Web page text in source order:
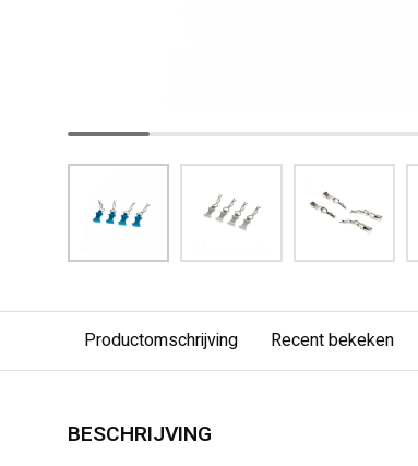
Productomschrijving Recent bekeken
BESCHRIJVING